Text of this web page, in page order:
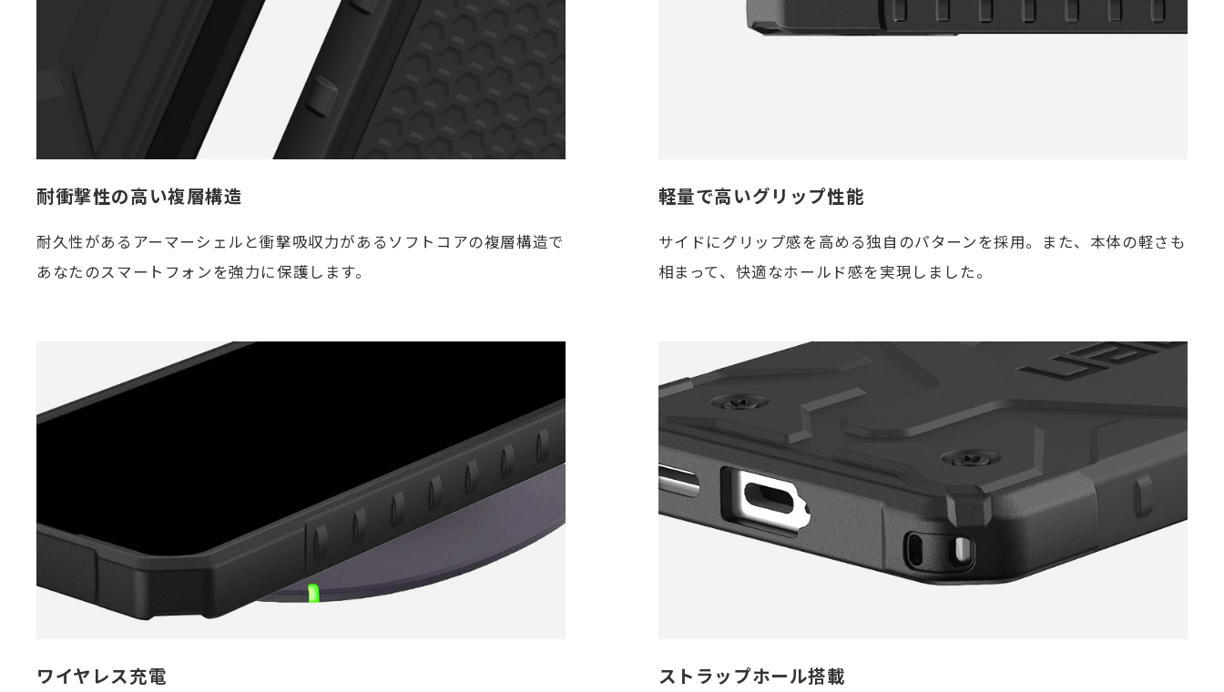
耐衝撃性の高い複層構造
耐久性があるアーマーシェルと衝撃吸収力があるソフトコアの複層構造で
あなたのスマートフォンを強力に保護します。
軽量で高いグリップ性能
サイドにグリップ感を高める独自のパターンを採用。また、本体の軽さも
相まって、快適なホールド感を実現しました。
ワイヤレス充電 ストラップホール搭載